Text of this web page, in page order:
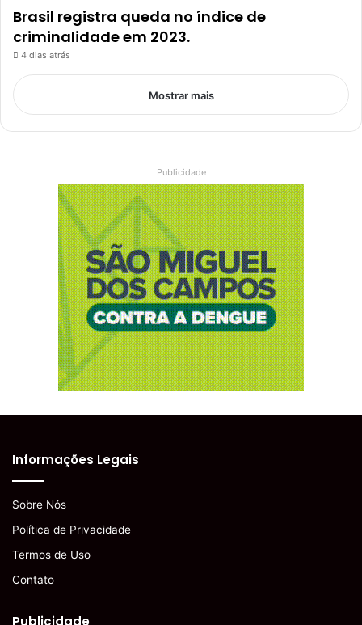
Brasil registra queda no índice de
criminalidade em 2023.
4 dias atrás
Mostrar mais
Publicidade
Informações Legais
Sobre Nós
Política de Privacidade
Termos de Uso
Contato
Publicidade